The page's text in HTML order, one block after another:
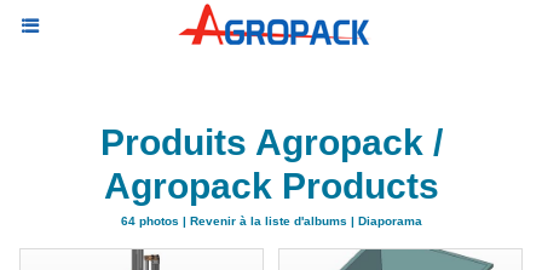
Produits Agropack /
Agropack Products
64 photos | Revenir à la liste d'albums | Diaporama